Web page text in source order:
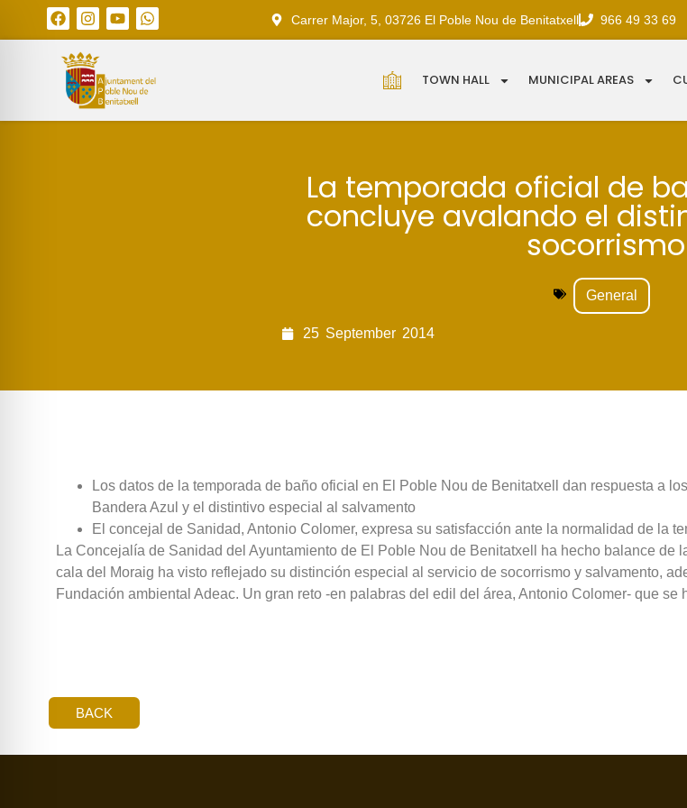
Carrer Major, 5, 03726 El Poble Nou de Benitatxell 966 49 33 69
TOWN HALL MUNICIPAL AREAS
La temporada oficial de
concluye avalando el
socorrismo
General
25 September 2014
Los datos de la temporada de baño oficial en El Poble Nou de Benitatxell dan respuesta a
Bandera Azul y el distintivo especial al salvamento
El concejal de Sanidad, Antonio Colomer, expresa su satisfacción ante la normalidad de la
La Concejalía de Sanidad del Ayuntamiento de El Poble Nou de Benitatxell ha hecho balance de
cala del Moraig ha visto reflejado su distinción especial al servicio de socorrismo y salvamento,
Fundación ambiental Adeac. Un gran reto -en palabras del edil del área, Antonio Colomer- que se
BACK